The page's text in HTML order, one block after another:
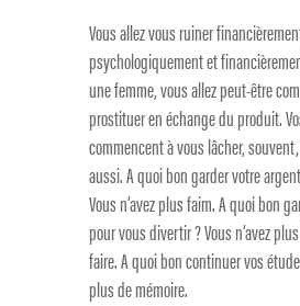
Vous allez vous ruiner
psychologiquement et
une femme, vous allez peut-être
prostituer en échange du produit.
commencent à vous lâcher,
aussi. A quoi bon garder votre
Vous n’avez plus faim. A quoi bon
pour vous divertir ? Vous n’avez
faire. A quoi bon continuer vos
plus de mémoire.